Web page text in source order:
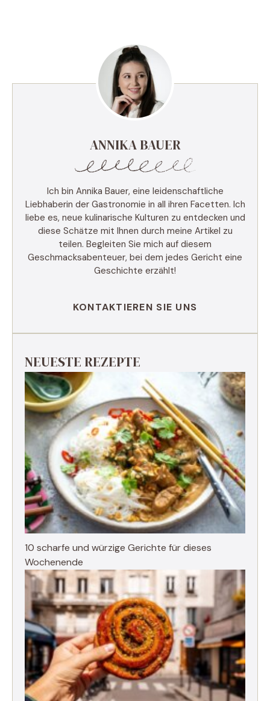
ANNIKA BAUER
Ich bin Annika Bauer, eine leidenschaftliche
Liebhaberin der Gastronomie in all ihren Facetten. Ich
liebe es, neue kulinarische Kulturen zu entdecken und
diese Schätze mit Ihnen durch meine Artikel zu
teilen. Begleiten Sie mich auf diesem
Geschmacksabenteuer, bei dem jedes Gericht eine
Geschichte erzählt!
KONTAKTIEREN SIE UNS
NEUESTE REZEPTE
10 scharfe und würzige Gerichte für dieses
Wochenende